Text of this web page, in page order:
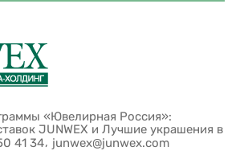
«Ювелирная Россия»:
JUNWEX и Лучшие украшения в
41 34, junwex@junwex.com